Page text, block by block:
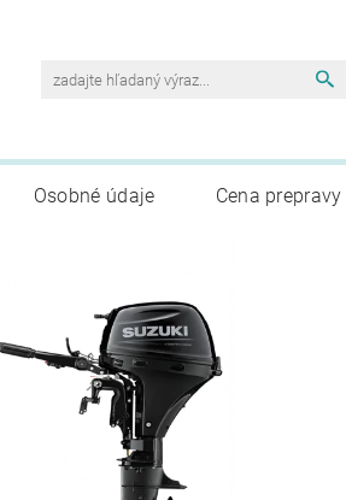
Osobné údaje Cena prepravy